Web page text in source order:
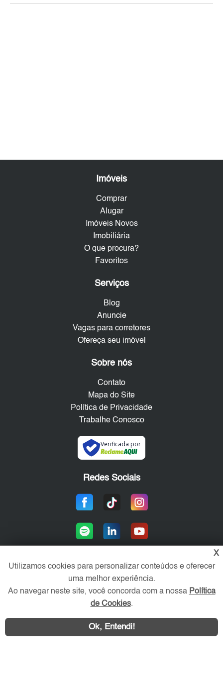
WhatsApp Contatar
Imóveis
Comprar
Alugar
Imóveis Novos
Imobiliária
O que procura?
Favoritos
Serviços
Blog
Anuncie
Vagas para corretores
Ofereça seu imóvel
Sobre nós
Contato
Mapa do Site
Política de Privacidade
Trabalhe Conosco
Verificada por
Redes Sociais
Área exclusiva aos anunciantes,
acesse sua conta:
X
Utilizamos cookies para personalizar conteúdos e oferecer
uma melhor experiência.
Ao navegar neste site, você concorda com a nossa Política
de Cookies.
Ok, Entendi!